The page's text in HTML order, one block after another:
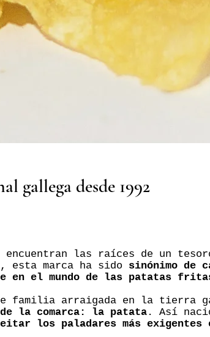
gallega desde 1992
las raíces de un
esta marca ha sido sinónimo de
en el mundo de las patatas
familia arraigada en la tierra
la comarca: la patata . Así
los paladares más exigentes